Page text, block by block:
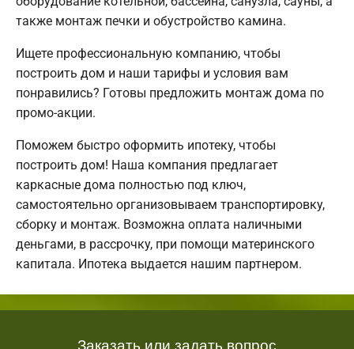
также монтаж печки и обустройство камина.
Ищете профессиональную компанию, чтобы
построить дом и наши тарифы и условия вам
понравились? Готовы предложить монтаж дома по
промо-акции.
Поможем быстро оформить ипотеку, чтобы
построить дом! Наша компания предлагает
каркасные дома полностью под ключ,
самостоятельно организовываем транспортировку,
сборку и монтаж. Возможна оплата наличными
деньгами, в рассрочку, при помощи материнского
капитала. Ипотека выдается нашим партнером.
Заказать или задать вопрос